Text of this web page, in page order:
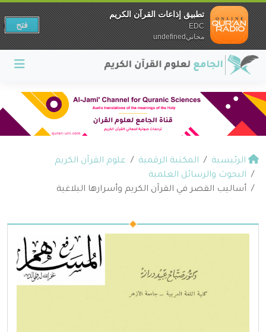
الرئيسية المكتبة الرقمية
علوم القرآن الكريم
البحوث والرسائل العلمية
أساليب القصر في القرآن الكريم وأسرارها البلاغية
تطبيق إذاعات القرآن الكريم
EDC
مجانيundefined
فتح